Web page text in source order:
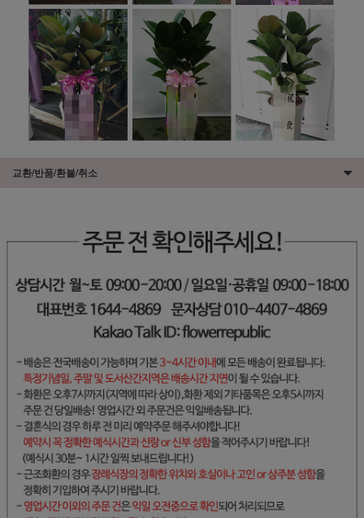
교환/반품/환불/취소